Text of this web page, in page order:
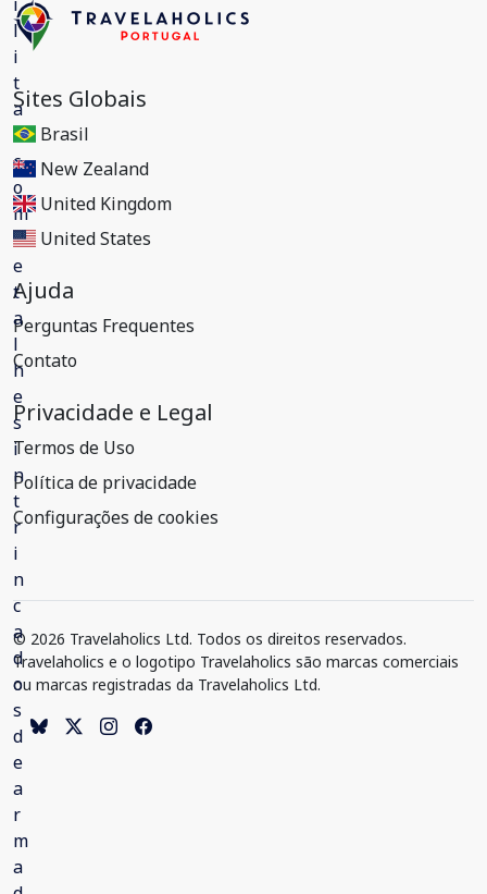
Sites Globais
Brasil
New Zealand
United Kingdom
United States
Ajuda
Perguntas Frequentes
Contato
Privacidade e Legal
Termos de Uso
Política de privacidade
Configurações de cookies
© 2026 Travelaholics Ltd. Todos os direitos reservados.
Travelaholics e o logotipo Travelaholics são marcas comerciais
ou marcas registradas da Travelaholics Ltd.